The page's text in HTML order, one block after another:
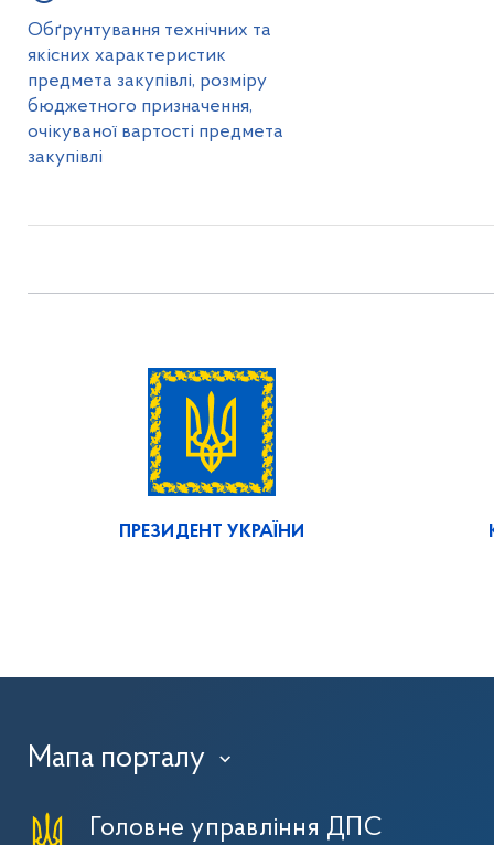
Обґрунтування технічних та
якісних характеристик
предмета закупівлі, розміру
бюджетного призначення,
очікуваної вартості предмета
закупівлі
ПРЕЗИДЕНТ УКРАЇНИ
Мапа порталу ›
Головне управління ДПС